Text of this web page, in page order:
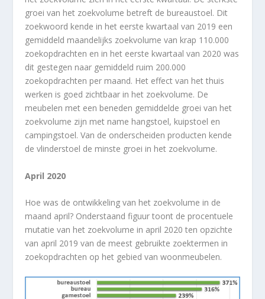
groei van het zoekvolume betreft de bureaustoel. Dit
zoekwoord kende in het eerste kwartaal van 2019 een
gemiddeld maandelijks zoekvolume van krap 110.000
zoekopdrachten en in het eerste kwartaal van 2020 was
dit gestegen naar gemiddeld ruim 200.000
zoekopdrachten per maand. Het effect van het thuis
werken is goed zichtbaar in het zoekvolume. De
meubelen met een beneden gemiddelde groei van het
zoekvolume zijn met name hangstoel, kuipstoel en
campingstoel. Van de onderscheiden producten kende
de vlinderstoel de minste groei in het zoekvolume.
April 2020
Hoe was de ontwikkeling van het zoekvolume in de
maand april? Onderstaand figuur toont de procentuele
mutatie van het zoekvolume in april 2020 ten opzichte
van april 2019 van de meest gebruikte zoektermen in
zoekopdrachten op het gebied van woonmeubelen.